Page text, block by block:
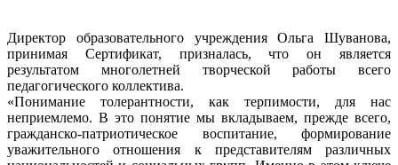
Директор образовательного учреждения Ольга Шуванова,
принимая
Сертификат, призналась, чтоон
является
результатом
многолетней творческой работы
всего
педагогического коллектива.
«Понимание толерантности, как терпимости, для нас
неприемлемо. В это понятие мы вкладываем, прежде всего,
гражданско-патриотическое
воспитание, формирование
уважительного
отношения к представителям
различных